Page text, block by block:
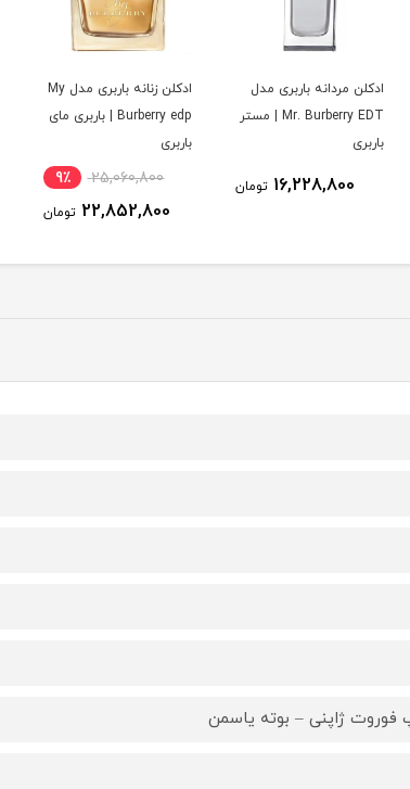
ادکلن مردانه باربری مدل
Mr. Burberry EDT | مستر
باربری
16,228,800 تومان
ادکلن زنانه باربری مدل My
Burberry edp | باربری مای
باربری
25,060,800 9٪
22,852,800 تومان
فوروت ژاپنی – بوته یاسمن